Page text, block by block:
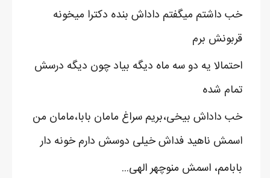
خب داشتم میگفتم داداش بنده دکترا میخونه
قربونش برم
احتمالا یه دو سه ماه دیگه بیاد چون دیگه درسش
تمام شده
خب داداش بیخی،بریم سراغ مامان بابا،مامان من
اسمش ناهید فداش خیلی دوسش دارم خونه دار
بابامم، اسمش منوچهر الهی...